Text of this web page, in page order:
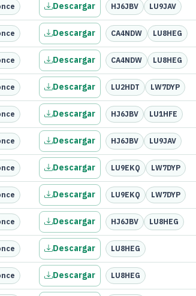
Descargar HJ6JBV LU9JAV
Descargar CA4NDW LU8HEG
Descargar CA4NDW LU8HEG
Descargar LU2HDT LW7DYP
Descargar HJ6JBV LU1HFE
Descargar HJ6JBV LU9JAV
Descargar LU9EKQ LW7DYP
Descargar LU9EKQ LW7DYP
Descargar HJ6JBV LU8HEG
Descargar LU8HEG
Descargar LU8HEG